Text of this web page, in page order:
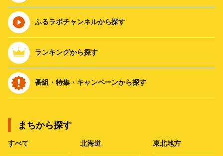
ふるラボチャンネルから探す
ランキングから探す
番組・特集・キャンペーンから探す
まちから探す
すべて 北海道 東北地方